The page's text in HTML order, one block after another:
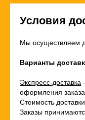
Условия
Мы осуществляем
Варианты
Экспресс-доставка
оформления
Стоимость
Заказы